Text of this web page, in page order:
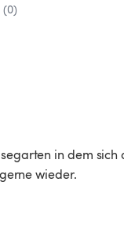
(0)
in dem
wieder.